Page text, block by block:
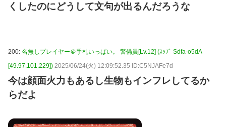
くしたのにどうして文句が出るんだろうな
200: 名無しプレイヤー＠手札いっぱい。 警備員[Lv.12] (ｽｯﾌﾟ Sdfa-o5dA
[49.97.101.229]) 2025/06/24(火) 12:09:52.35 ID:C5NJAFe7d
今は顔面火力もあるし生物もインフレしてるか
らだよ